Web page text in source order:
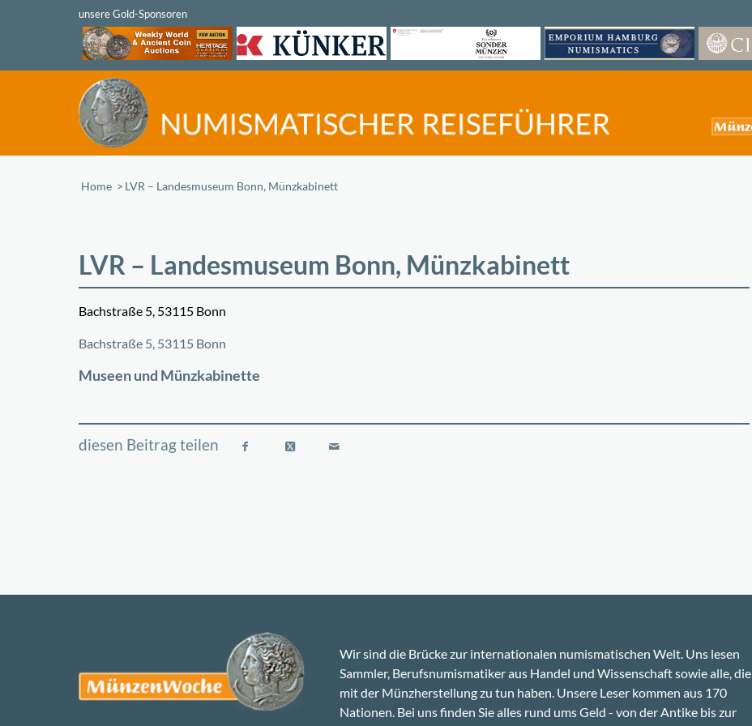
Home /LVR – Landesmuseum Bonn, Münzkabinett
LVR – Landesmuseum Bonn, Münzkabinett
Bachstraße 5, 53115 Bonn
Bachstraße 5, 53115 Bonn
Museen und Münzkabinette
Wir sind die Brücke zur internationalen numismatischen Welt. Uns lesen
Sammler, Berufsnumismatiker aus Handel und Wissenschaft sowie alle, die
mit der Münzherstellung zu tun haben. Unsere Leser kommen aus 170
Nationen. Bei uns finden Sie alles rund ums Geld - von der Antike bis zur